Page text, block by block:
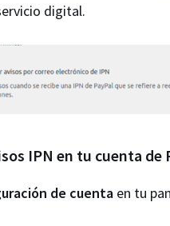
digital.
IPN en tu cuenta de
de cuenta en tu